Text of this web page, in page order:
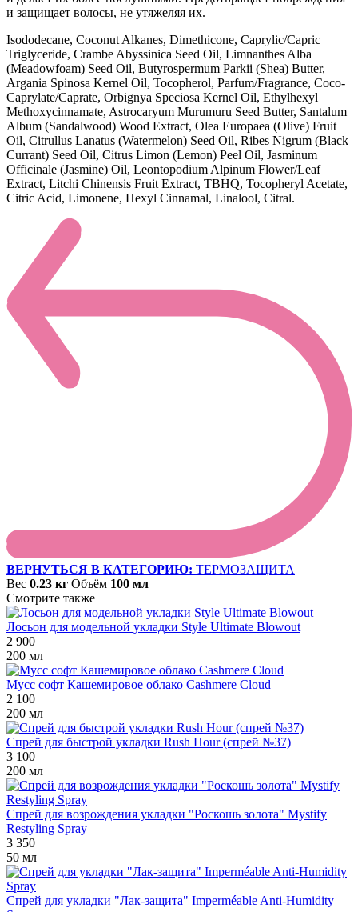
и защищает волосы, не утяжеляя их.
Isododecane, Coconut Alkanes, Dimethicone, Caprylic/Capric
Triglyceride, Crambe Abyssinica Seed Oil, Limnanthes Alba
(Meadowfoam) Seed Oil, Butyrospermum Parkii (Shea) Butter,
Argania Spinosa Kernel Oil, Tocopherol, Parfum/Fragrance, Coco-
Caprylate/Caprate, Orbignya Speciosa Kernel Oil, Ethylhexyl
Methoxycinnamate, Astrocaryum Murumuru Seed Butter, Santalum
Album (Sandalwood) Wood Extract, Olea Europaea (Olive) Fruit
Oil, Citrullus Lanatus (Watermelon) Seed Oil, Ribes Nigrum (Black
Currant) Seed Oil, Citrus Limon (Lemon) Peel Oil, Jasminum
Officinale (Jasmine) Oil, Leontopodium Alpinum Flower/Leaf
Extract, Litchi Chinensis Fruit Extract, TBHQ, Tocopheryl Acetate,
Citric Acid, Limonene, Hexyl Cinnamal, Linalool, Citral.
ВЕРНУТЬСЯ В КАТЕГОРИЮ: ТЕРМОЗАЩИТА
Вес 0.23 кг Объём 100 мл
Смотрите также
Лосьон для модельной укладки Style Ultimate Blowout
2 900
200 мл
Мусс софт Кашемировое облако Cashmere Cloud
2 100
200 мл
Спрей для быстрой укладки Rush Hour (спрей №37)
3 100
200 мл
Спрей для возрождения укладки "Роскошь золота" Mystify
Restyling Spray
3 350
50 мл
Спрей для укладки "Лак-защита" Imperméable Anti-Humidity